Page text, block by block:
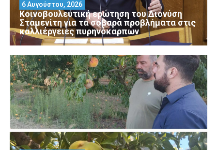
Κοινοβουλευτική ερώτηση του Διονύση
Σταμενίτη για τα σοβαρά προβλήματα στις
καλλιέργειες πυρηνόκαρπων
6 Αυγούστου, 2026